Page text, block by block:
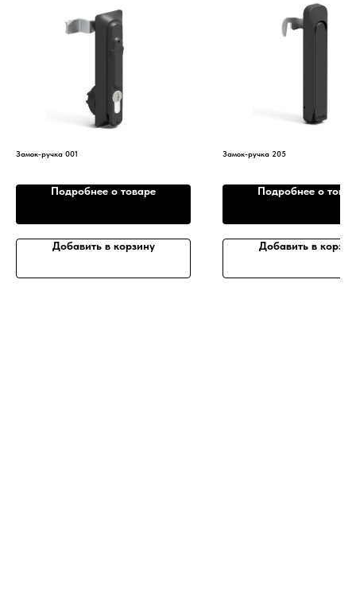
Замок-ручка 001
Подробнее о товаре
Добавить в корзину
Замок-ручка 205
Подробнее о
Добавить в